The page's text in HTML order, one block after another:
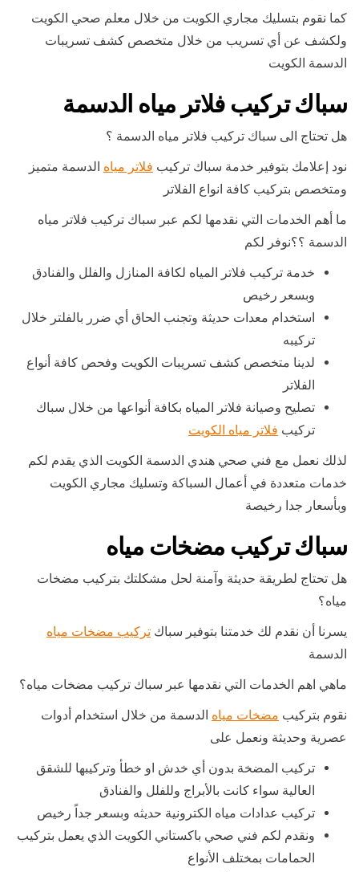
كما نقوم بتسليك مجاري الكويت من خلال معلم صحي الكويت
ولكشف عن أي تسريب من خلال متخصص كشف تسريبات
الدسمة الكويت
سباك تركيب فلاتر مياه الدسمة
هل تحتاج الى سباك تركيب فلاتر مياه الدسمة ؟
نود إعلامك بتوفير خدمة سباك تركيب فلاتر مياه الدسمة متميز
ومتخصص بتركيب كافة انواع الفلاتر
ما أهم الخدمات التي نقدمها لكم عبر سباك تركيب فلاتر مياه
الدسمة ؟؟نوفر لكم
خدمة تركيب فلاتر المياه لكافة المنازل والفلل والفنادق
وبسعر رخيص
استخدام معدات حديثة وتجنب الحاق أي ضرر بالفلتر خلال
تركيبه
لدينا متخصص كشف تسريبات الكويت وفحص كافة أنواع
الفلاتر
تصليح وصيانة فلاتر المياه بكافة أنواعها من خلال سباك
تركيب فلاتر مياه الكويت
لذلك نعمل مع فني صحي هندي الدسمة الكويت الذي يقدم لكم
خدمات متعددة في أعمال السباكة وتسليك مجاري الكويت
وبأسعار جدا رخيصة
سباك تركيب مضخات مياه
هل تحتاج لطريقة حديثة وآمنة لحل مشكلتك بتركيب مضخات
مياه؟
يسرنا أن نقدم لك خدمتنا بتوفير سباك تركيب مضخات مياه
الدسمة
ماهي اهم الخدمات التي نقدمها عبر سباك تركيب مضخات مياه؟
نقوم بتركيب مضخات مياه الدسمة من خلال استخدام أدوات
عصرية وحديثة ونعمل على
تركيب المضخة بدون أي خدش او خطأ وتركيبها للشقق
العالية سواء كانت بالأبراج وللفلل والفنادق
تركيب عدادات مياه الكترونية حديثه وبسعر جداً رخيص
ونقدم لكم فني صحي باكستاني الكويت الذي يعمل بتركيب
الحمامات بمختلف الأنواع